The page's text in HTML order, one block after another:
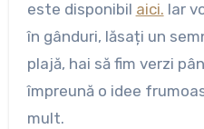
este disponibil aici. Iar
în gânduri, lăsați un
plajă, hai să fim verzi
împreună o idee
mult.